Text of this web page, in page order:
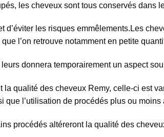
les cheveux sont tous conservés dans
d’éviter les risques emmêlements.Les
l’on retrouve notamment en petite
donnera temporairement un aspect
la qualité des cheveux Remy, celle-ci est
que l’utilisation de procédés plus ou moins
procédés altéreront la qualité des